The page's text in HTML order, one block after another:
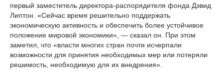
первый заместитель директора-распорядителя фонда Дэвид
Липтон. «Сейчас время решительно поддержать
экономическую активность и обеспечить более устойчивое
положение мировой экономики», — сказал он. При этом
заметил, что «власти многих стран почти исчерпали
возможности для принятия необходимых мер или потеряли
решимость, необходимую для их внедрения».